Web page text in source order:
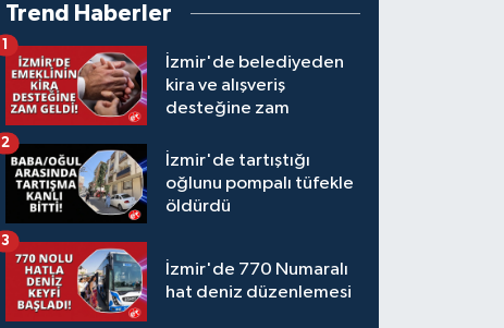
Trend Haberler
İzmir'de belediyeden
kira ve alışveriş
desteğine zam
1
İzmir'de tartıştığı
oğlunu pompalı tüfekle
öldürdü
2
İzmir'de 770 Numaralı
hat deniz düzenlemesi
3